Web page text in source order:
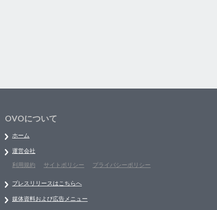
OVOについて
ホーム
運営会社
利用規約
サイトポリシー プライバシーポリシー
プレスリリースはこちらへ
媒体資料および広告メニュー